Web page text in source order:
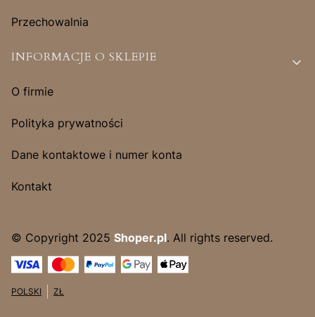
Przechowalnia
INFORMACJE O SKLEPIE
O firmie
Polityka prywatności
Dane kontaktowe i numer konta
Kontakt
© Copyright 2025 Shoper.pl. All rights reserved.
POLSKI ZŁ